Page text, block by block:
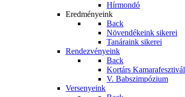
Hírmondó
Eredményeink
Back
Növendékeink sikerei
Tanáraink sikerei
Rendezvényeink
Back
Kortárs Kamarafesztivál
V. Babszimpózium
Versenyeink